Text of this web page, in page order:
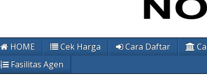
HOME Cek Harga Cara Daftar
Fasilitas Agen